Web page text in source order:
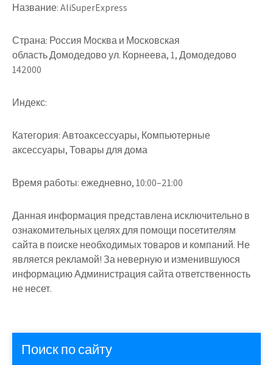
Название:AliSuperExpress
Страна: Россия Москва и Московская
область Домодедово ул. Корнеева, 1, Домодедово
142000
Индекс:
Категория:Автоаксессуары, Компьютерные
аксессуары, Товары для дома
Время работы:ежедневно, 10:00–21:00
Данная информация представлена исключительно в
ознакомительных целях для помощи посетителям
сайта в поиске необходимых товаров и компаний. Не
является рекламой! За неверную и изменившуюся
информацию Администрация сайта ответственность
не несет.
Поиск по сайту